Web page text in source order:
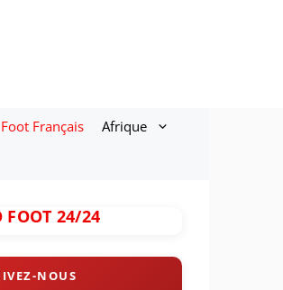
Foot Français Afrique
FOOT 24/24